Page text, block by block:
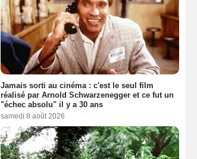
Jamais sorti au cinéma : c'est le seul film
réalisé par Arnold Schwarzenegger et ce fut un
"échec absolu" il y a 30 ans
samedi 8 août 2026